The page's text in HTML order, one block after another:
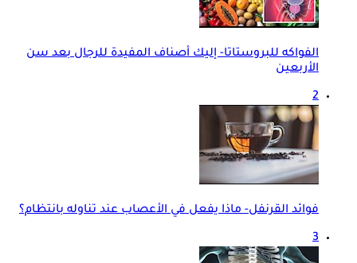
الفواكه للبروستاتا- إليك أصناف المفيدة للرجال بعد سن
الأربعين
2
فوائد القرنفل- ماذا يفعل في الأعصاب عند تناوله بانتظام؟
3